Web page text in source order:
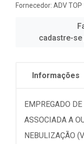
Fornecedor: ADV TOP
cadastre-
Informações
EMPREGADO
ASSOCIADA A
NEBULIZAÇÃO